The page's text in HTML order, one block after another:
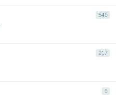
546
217
6